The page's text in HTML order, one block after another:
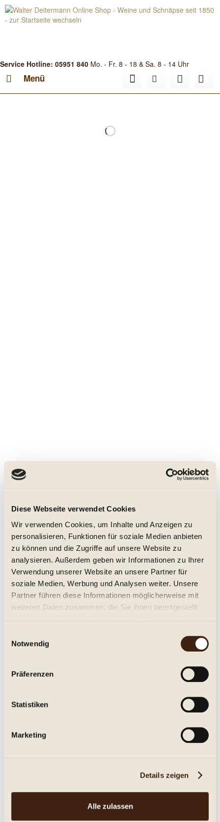
Diese Webseite verwendet Cookies
Wir verwenden Cookies, um Inhalte und Anzeigen zu
personalisieren, Funktionen für soziale Medien anbieten
zu können und die Zugriffe auf unsere Website zu
analysieren. Außerdem geben wir Informationen zu Ihrer
Verwendung unserer Website an unsere Partner für
soziale Medien, Werbung und Analysen weiter. Unsere
Partner führen diese Informationen möglicherweise mit
weiteren Daten zusammen, die Sie ihnen bereitgestellt
Notwendig
Präferenzen
Statistiken
Marketing
Details zeigen
Alle zulassen
Service Hotline: 05951 840 Mo. - Fr. 8 - 18 & Sa. 8 - 14 Uhr
Menü